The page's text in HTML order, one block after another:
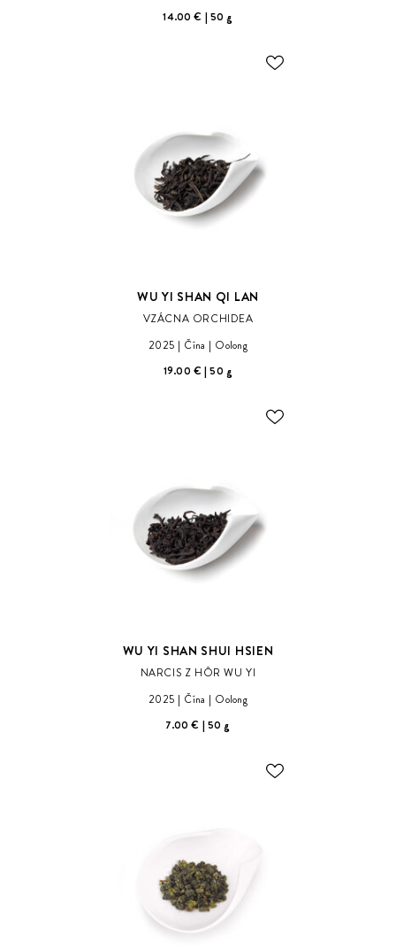
14.00 €
50 g
ODOBER
WU YI SHAN QI LAN
VZÁCNA ORCHIDEA
2025
Čína
Oolong
19.00 € 50 g
ODOBER
WU YI SHAN SHUI HSIEN
NARCIS Z HÔR WU YI
2025
Čína
Oolong
7.00 €
50 g
ODOBER